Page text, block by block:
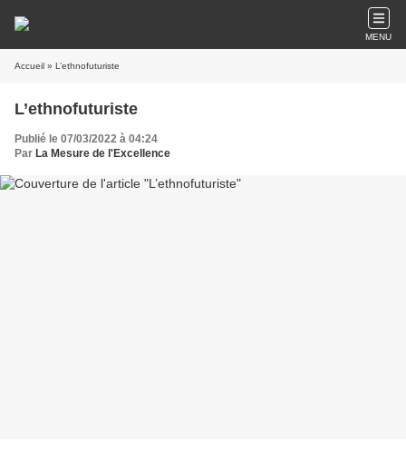
MENU
Accueil » L’ethnofuturiste
L’ethnofuturiste
Publié le 07/03/2022 à 04:24
Par La Mesure de l'Excellence